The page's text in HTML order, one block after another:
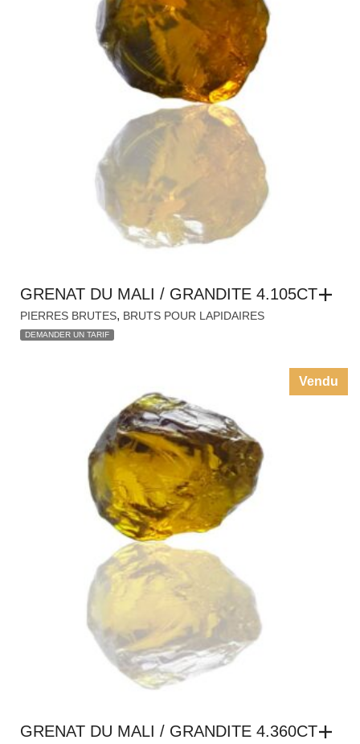
GRENAT DU MALI / GRANDITE 4.105CT
PIERRES BRUTES, BRUTS POUR LAPIDAIRES
DEMANDER UN TARIF
Vendu
GRENAT DU MALI / GRANDITE 4.360CT